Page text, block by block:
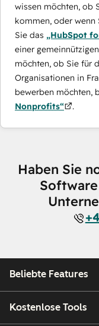
wissen möchten, ob
kommen, oder wenn
Sie das „HubSpot
einer
möchten, ob Sie für
Organisationen in
bewerben möchten,
Nonprofits“
.
Haben Sie
Beliebte Features
Kostenlose Tools